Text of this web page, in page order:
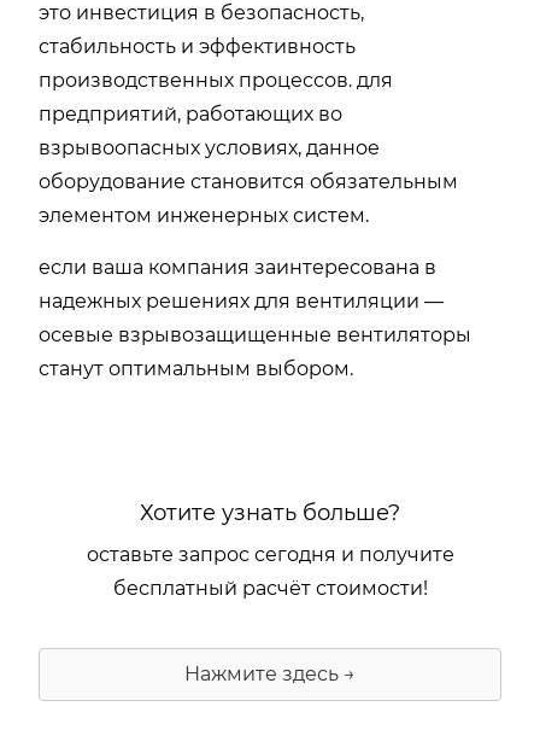
это инвестиция в безопасность,
стабильность и эффективность
производственных процессов. для
предприятий, работающих во
взрывоопасных условиях, данное
оборудование становится обязательным
элементом инженерных систем.
если ваша компания заинтересована в
надежных решениях для вентиляции —
осевые взрывозащищенные вентиляторы
станут оптимальным выбором.
Хотите узнать больше?
оставьте запрос сегодня и получите
бесплатный расчёт стоимости!
Нажмите здесь →